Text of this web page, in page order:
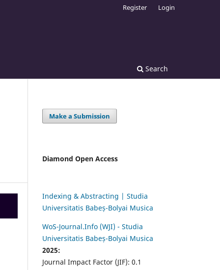
Search
Register Login
Make a Submission
Diamond Open Access
Indexing & Abstracting | Studia
Universitatis Babeș-Bolyai Musica
WoS-Journal.Info (WJI) - Studia
Universitatis Babeș-Bolyai Musica
2025:
Journal Impact Factor (JIF): 0.1